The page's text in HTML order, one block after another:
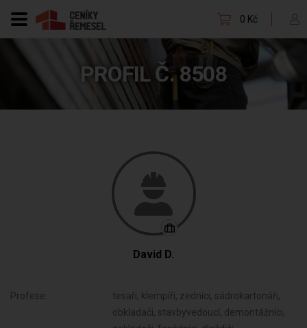
0 Kč
PROFIL Č. 8508
David D.
Profese:
tesaři, klempíři, zedníci, sádrokartonáři,
obkladači, stavbyvedoucí, demontážníci,